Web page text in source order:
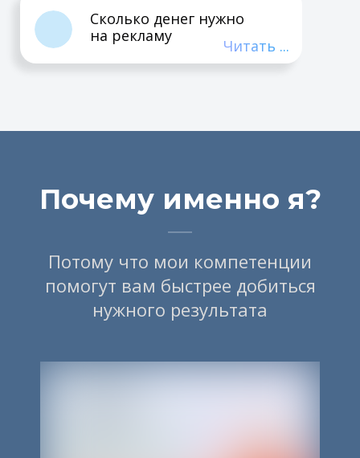
Читать ...
Сколько денег нужно
на рекламу
Почему именно я?
Потому что мои компетенции
помогут вам быстрее добиться
нужного результата